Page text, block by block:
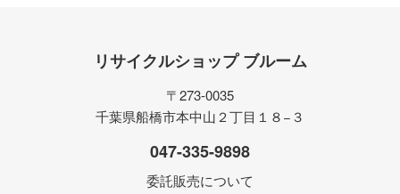
リサイクルショップ ブルーム
〒273-0035
千葉県船橋市本中山２丁目１８−３
047-335-9898
委託販売について